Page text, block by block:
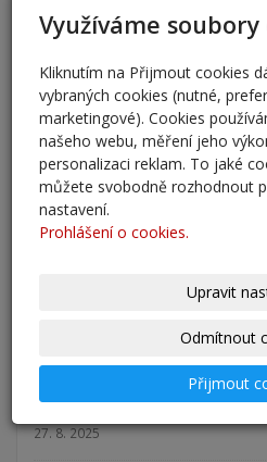
Odlišná organizace školního
27. 2. 2026
Zápis 2026 - výsledky
23. 2. 2026
Zápis 2026
14. 1. 2026
Adaptační kurzy
27. 8. 2025
Využíváme soubory
Kliknutím na Přijmout cookies
vybraných cookies (nutné,
marketingové). Cookies
našeho webu, měření jeho
personalizaci reklam. To jaké
můžete svobodně rozhodnout
nastavení.
Prohlášení o cookies.
Upravit
Odmítnout
Přijmout